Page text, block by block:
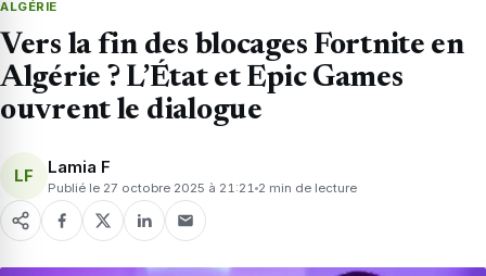
ALGÉRIE
Vers la fin des blocages Fortnite en
Algérie ? L’État et Epic Games
ouvrent le dialogue
LF Lamia F
Publié le 27 octobre 2025 à 21:21 2 min de lecture